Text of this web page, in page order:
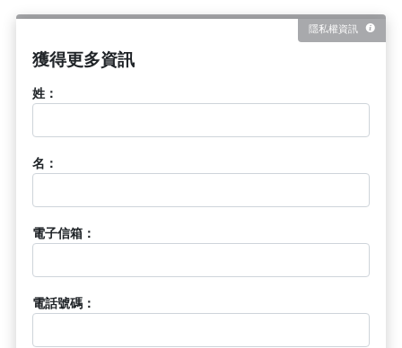
隱私權資訊
獲得更多資訊
姓：
名：
電子信箱：
電話號碼：